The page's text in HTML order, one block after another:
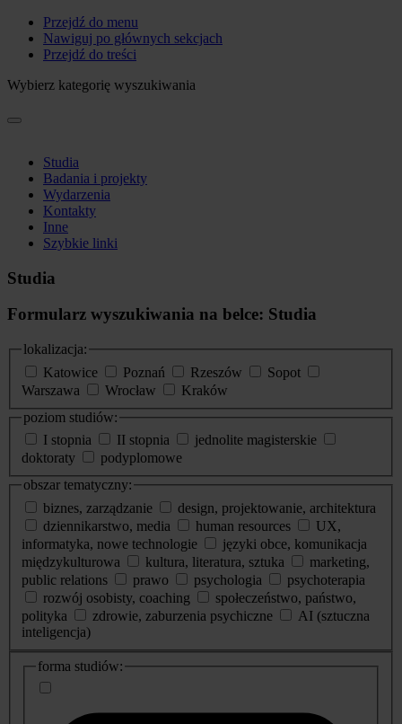
Przejdź do menu
Nawiguj po głównych sekcjach
Przejdź do treści
Wybierz kategorię wyszukiwania
Studia
Badania i projekty
Wydarzenia
Kontakty
Inne
Szybkie linki
Studia
Formularz wyszukiwania na belce: Studia
lokalizacja:
Katowice
Poznań Rzeszów
Sopot
Warszawa
Wrocław
Kraków
poziom studiów:
I stopnia
II stopnia
jednolite magisterskie
doktoraty
podyplomowe
obszar tematyczny:
biznes, zarządzanie
design, projektowanie, architektura
dziennikarstwo, media
human resources
UX,
informatyka, nowe technologie
języki obce, komunikacja
międzykulturowa
kultura, literatura, sztuka
marketing,
public relations
prawo psychologia
psychoterapia
rozwój osobisty, coaching
społeczeństwo, państwo,
polityka
zdrowie, zaburzenia psychiczne
AI (sztuczna
inteligencja)
dodatkowe
informacje
forma studiów: